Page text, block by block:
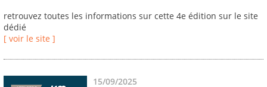
retrouvez toutes les informations sur cette 4e édition sur le site
dédié
[ voir le site ]
15/09/2025